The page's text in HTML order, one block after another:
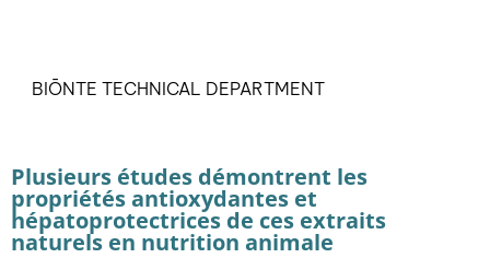
BIŌNTE TECHNICAL DEPARTMENT
Plusieurs études démontrent les
propriétés antioxydantes et
hépatoprotectrices de ces extraits
naturels en nutrition animale